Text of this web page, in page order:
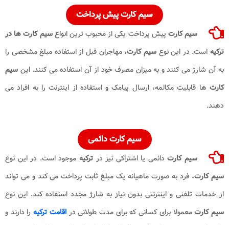
سیم کارت پیش پرداخت
سیم کارت پیش پرداخت یکی از محبوب ترین انواعسیم کارت ها در
ترکیه است. در این نوعسیم کارت، مهاجران قبل از استفاده مبلغ مشخصی را
به آن شارژ می کنند و به میزان مصرف خود از آن استفاده می کنند. این سیم
کارت ها قابلیت مکالمه، ارسال پیامک و استفاده از اینترنت را به افراد می
دهند.
سیم کارت دائمی
سیم کارتدائمی یا اشتراکی نیز درترکیه موجود است. در این نوع
سیم کارت، فرد به صورت ماهیانه یک مبلغ ثابت پرداخت می کند و می تواند
از خدمات تلفنی و اینترنتی بدون نیاز به شارژ مجدد استفاده کند. این نوع
سیم کارتمعمولا برای کسانی که برای مدت طولانی دراقامت ترکیهرا دارند و